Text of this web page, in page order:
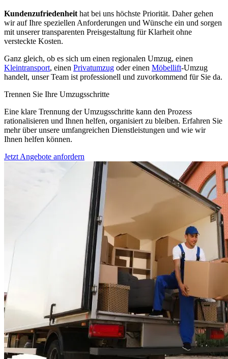
Kundenzufriedenheit hat bei uns höchste Priorität. Daher gehen
wir auf Ihre speziellen Anforderungen und Wünsche ein und sorgen
mit unserer transparenten Preisgestaltung für Klarheit ohne
versteckte Kosten.
Ganz gleich, ob es sich um einen regionalen Umzug, einen
Kleintransport, einen Privatumzug oder einen Möbellift-Umzug
handelt, unser Team ist professionell und zuvorkommend für Sie da.
Trennen Sie Ihre Umzugsschritte
Eine klare Trennung der Umzugsschritte kann den Prozess
rationalisieren und Ihnen helfen, organisiert zu bleiben. Erfahren Sie
mehr über unsere umfangreichen Dienstleistungen und wie wir
Ihnen helfen können.
Jetzt Angebote anfordern